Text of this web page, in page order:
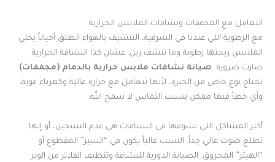
التعامل مع المجففات ونشافات الملابس الحرارية
مع الرطوبة اللي عندنا في الشرقية، التنشيف بالهواء الطلق أحياناً يخلي
الملابس ريحتها رطوبة وما تنشف زين. عشان كذا النشافة الحرارية
صارت ضرورة. صيانة نشافات ملابس حرارية بالدمام (مجففات)
تحتاج نوع خاص من الخبرة، لأنها تتعامل مع حرارة عالية وكهرباء قوية،
وأي خطأ فيها ممكن يسبب التماس لا سمح الله.
أكثر المشاكل اللي نشوفها في النشافات هي عدم التسخين، أو إنها
تطلع صوت عالي جداً. السبب غالباً يكون في “السير” المقطوع أو
“الهيتر” المحروق. الصيانة الدورية للنشافة وتنظيف الفلاتر من الوبر